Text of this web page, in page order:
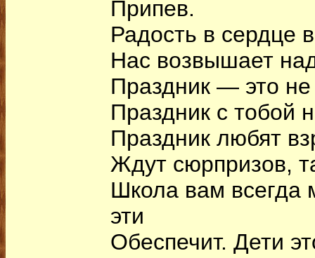
Припев.
Радость в сердце
Нас возвышает
Праздник — это не
Праздник с тобой
Праздник любят
Ждут сюрпризов,
Школа вам всегда
эти
Обеспечит. Дети